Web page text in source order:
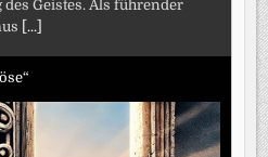
Geistes. Als führender
[...]